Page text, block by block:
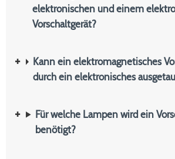
elektronischen und einem
Vorschaltgerät?
Kann ein elektromagnetisches
durch ein elektronisches
Für welche Lampen wird ein
benötigt?